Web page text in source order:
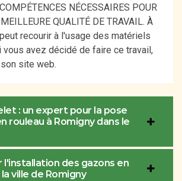
NÉCESSAIRES POUR
QUALITÉ DE TRAVAIL. À
recourir à l'usage des matériels
vous avez décidé de faire ce travail,
site web.
: un expert pour la pose
rouleau à Romigny dans le
l'installation des gazons en
ville de Romigny